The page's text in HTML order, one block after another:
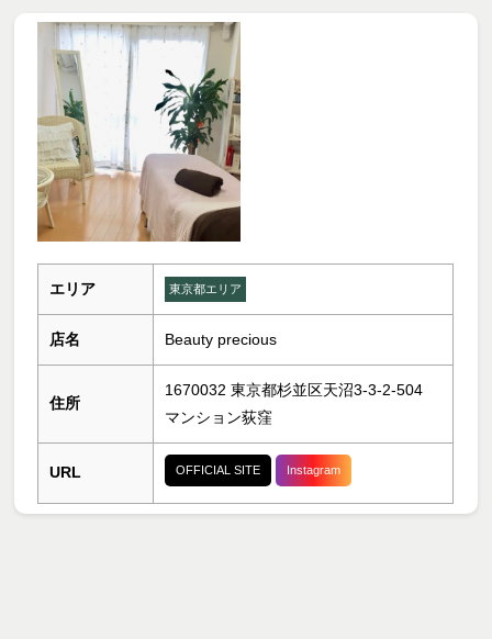
エリア 東京都エリア
店名 Beauty precious
住所
1670032 東京都杉並区天沼3-3-2-504
マンション荻窪
URL OFFICIAL SITE Instagram